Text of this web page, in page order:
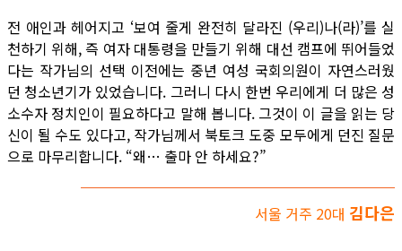
전 애인과 헤어지고 ‘보여 줄게 완전히 달라진 (우리)나(라)’를 실
천하기 위해, 즉 여자 대통령을 만들기 위해 대선 캠프에 뛰어들었
다는 작가님의 선택 이전에는 중년 여성 국회의원이 자연스러웠
던 청소년기가 있었습니다. 그러니 다시 한번 우리에게 더 많은 성
소수자 정치인이 필요하다고 말해 봅니다. 그것이 이 글을 읽는 당
신이 될 수도 있다고, 작가님께서 북토크 도중 모두에게 던진 질문
으로 마무리합니다. “왜… 출마 안 하세요?”
서울 거주 20대 김다은